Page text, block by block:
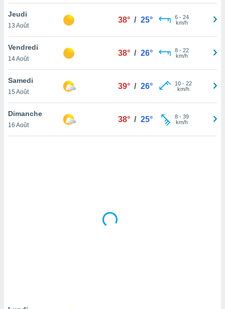
votre
à
en
le
Jeudi
13 Août
38° / 25° 6- 24
km/h
Vendredi
14 Août
38° / 26° 8- 22
km/h
Samedi
15 Août
39° / 26° 10- 22
km/h
Dimanche
16 Août
38° / 25° 8- 39
km/h